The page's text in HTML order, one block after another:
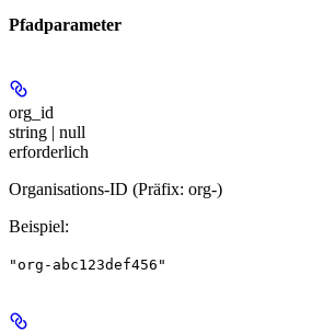
Pfadparameter
org_id
string | null
erforderlich
Organisations-ID (Präfix: org-)
Beispiel:
"org-abc123def456"